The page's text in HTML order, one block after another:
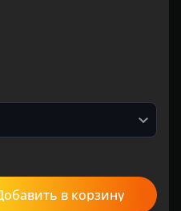
Добавить в корзину